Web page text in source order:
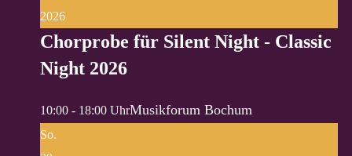
2026
Chorprobe für Silent Night - Classic
Night 2026
10:00 - 18:00 UhrMusikforum Bochum
So.